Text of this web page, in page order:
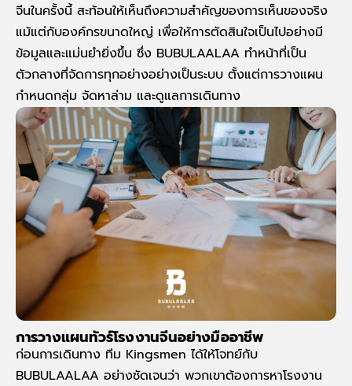
จีนในครั้งนี้ สะท้อนให้เห็นถึงความสำคัญของการเห็นของจริง
แม้แต่กับองค์กรขนาดใหญ่ เพื่อให้การตัดสินใจเป็นไปอย่างมี
ข้อมูลและแม่นยำยิ่งขึ้น ซึ่ง BUBULAALAA ทำหน้าที่เป็น
ตัวกลางที่จัดการทุกอย่างอย่างเป็นระบบ ตั้งแต่การวางแผน
กำหนดกลุ่ม จัดหาล่าม และดูแลการเดินทาง
การวางแผนทัวร์โรงงานจีนอย่างมืออาชีพ
ก่อนการเดินทาง ทีม Kingsmen ได้ให้โจทย์กับ
BUBULAALAA อย่างชัดเจนว่า พวกเขาต้องการหาโรงงาน